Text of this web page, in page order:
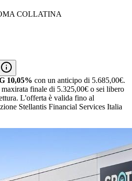
COLLATINA
10,05% con un anticipo di 5.685,00€.
finale di 5.325,00€ o sei libero
L'offerta è valida fino al
Stellantis Financial Services Italia